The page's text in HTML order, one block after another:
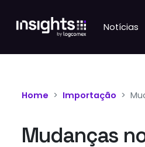
Notícias
Home Importação
Mudanças